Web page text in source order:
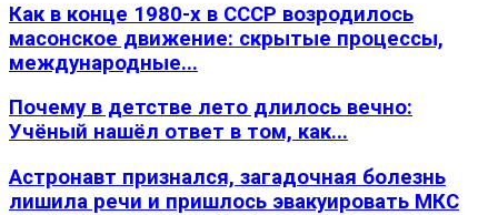
Как в конце 1980-х в СССР возродилось
масонское движение: скрытые процессы,
международные...
Почему в детстве лето длилось вечно:
Учёный нашёл ответ в том, как...
Астронавт признался, загадочная болезнь
лишила речи и пришлось эвакуировать МКС